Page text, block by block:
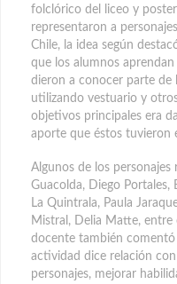
folclórico del liceo y
representaron a
Chile, la idea según
que los alumnos
dieron a conocer parte de
utilizando vestuario y
objetivos principales era
aporte que éstos tuvieron
Algunos de los
Guacolda, Diego Portales,
La Quintrala, Paula
Mistral, Delia Matte,
docente también comentó
actividad dice relación
personajes, mejorar